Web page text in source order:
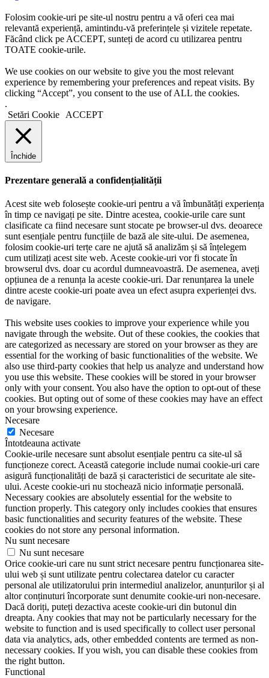
Folosim cookie-uri pe site-ul nostru pentru a vă oferi cea mai
relevantă experiență, amintindu-vă preferințele și vizitele repetate.
Făcând click pe ACCEPT, sunteți de acord cu utilizarea pentru
TOATE cookie-urile.
We use cookies on our website to give you the most relevant
experience by remembering your preferences and repeat visits. By
clicking “Accept”, you consent to the use of ALL the cookies.
.
Setări Cookie
ACCEPT
Închide
Prezentare generală a confidențialității
Acest site web folosește cookie-uri pentru a vă îmbunătăți experiența
în timp ce navigați pe site. Dintre acestea, cookie-urile care sunt
clasificate ca fiind necesare sunt stocate pe browser-ul dvs. deoarece
sunt esențiale pentru funcțiile de bază ale site-ului. De asemenea,
folosim cookie-uri terțe care ne ajută să analizăm și să înțelegem
cum utilizați acest site web. Aceste cookie-uri vor fi stocate în
browserul dvs. doar cu acordul dumneavoastră. De asemenea, aveți
opțiunea de a renunța la aceste cookie-uri. Dar renunțarea la unele
dintre aceste cookie-uri poate avea un efect asupra experienței dvs.
de navigare.
This website uses cookies to improve your experience while you
navigate through the website. Out of these cookies, the cookies that
are categorized as necessary are stored on your browser as they are
essential for the working of basic functionalities of the website. We
also use third-party cookies that help us analyze and understand how
you use this website. These cookies will be stored in your browser
only with your consent. You also have the option to opt-out of these
cookies. But opting out of some of these cookies may have an effect
on your browsing experience.
Necesare
Necesare
Întotdeauna activate
Cookie-urile necesare sunt absolut esențiale pentru ca site-ul să
funcționeze corect. Această categorie include numai cookie-uri care
asigură funcționalități de bază și caracteristici de securitate ale site-
ului. Aceste cookie-uri nu stochează nicio informație personală.
Necessary cookies are absolutely essential for the website to
function properly. This category only includes cookies that ensures
basic functionalities and security features of the website. These
cookies do not store any personal information.
Nu sunt necesare
Nu sunt necesare
Orice cookie-uri care nu sunt strict necesare pentru funcționarea site-
ului web și sunt utilizate pentru colectarea datelor cu caracter
personal ale utilizatorului prin intermediul analizelor, anunțurilor și al
altor conținuturi încorporate sunt denumite cookie-uri non-necesare.
Dacă doriți, puteți dezactiva aceste cookie-uri din butonul din
dreapta. Any cookies that may not be particularly necessary for the
website to function and is used specifically to collect user personal
data via analytics, ads, other embedded contents are termed as non-
necessary cookies. If you wish, you can disable these cookies from
the right button.
Functional